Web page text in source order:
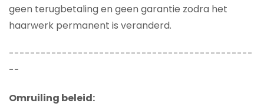
geen terugbetaling en geen garantie zodra het
haarwerk permanent is veranderd.
----------------------------------------------
--
Omruiling beleid: